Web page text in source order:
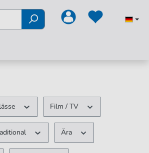
Film / TV
Ära